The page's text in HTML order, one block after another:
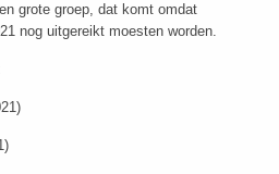
grote groep, dat komt omdat
nog uitgereikt moesten worden.